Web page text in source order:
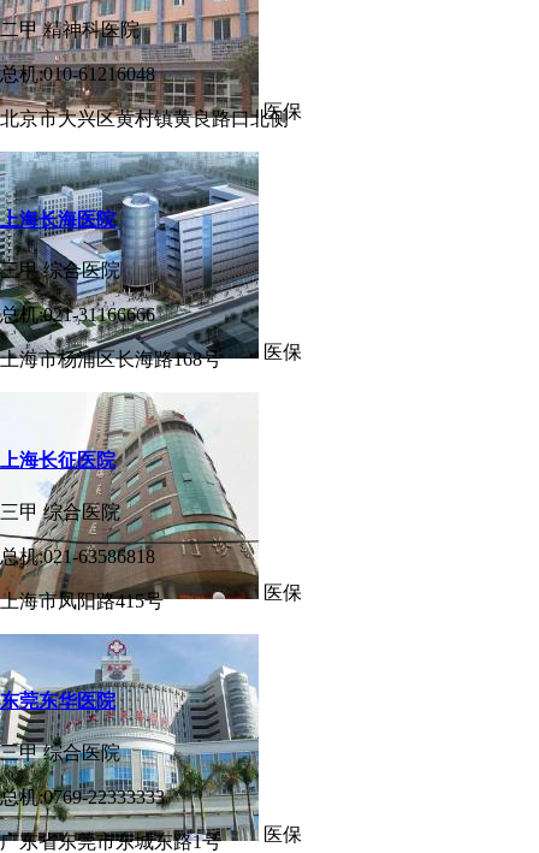
医保
二甲 精神科医院
总机:010-61216048
北京市大兴区黄村镇黄良路口北侧
医保
上海长海医院
三甲 综合医院
总机:021-31166666
上海市杨浦区长海路168号
医保
上海长征医院
三甲 综合医院
总机:021-63586818
上海市凤阳路415号
医保
东莞东华医院
三甲 综合医院
总机:0769-22333333
广东省东莞市东城东路1号